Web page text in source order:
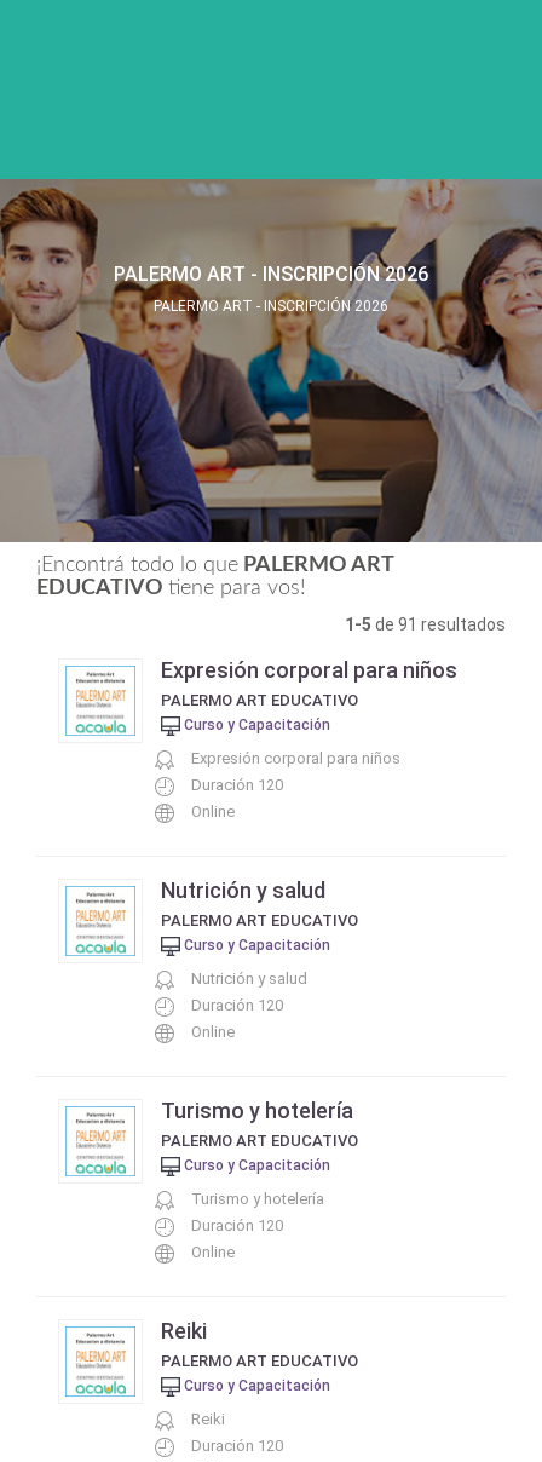
PALERMO ART - INSCRIPCIÓN 2026
PALERMO ART - INSCRIPCIÓN 2026
¡Encontrá todo lo que PALERMO ART
EDUCATIVO tiene para vos!
1-5 de 91 resultados
Expresión corporal para niños
PALERMO ART EDUCATIVO
Curso y Capacitación
Expresión corporal para niños
Duración 120
Online
Nutrición y salud
PALERMO ART EDUCATIVO
Curso y Capacitación
Nutrición y salud
Duración 120
Online
Turismo y hotelería
PALERMO ART EDUCATIVO
Curso y Capacitación
Turismo y hotelería
Duración 120
Online
Reiki
PALERMO ART EDUCATIVO
Curso y Capacitación
Reiki
Duración 120